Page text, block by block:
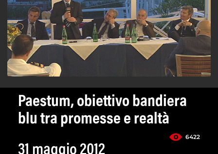
Paestum, obiettivo bandiera
blu tra promesse e realtà
6422
31 maggio 2012